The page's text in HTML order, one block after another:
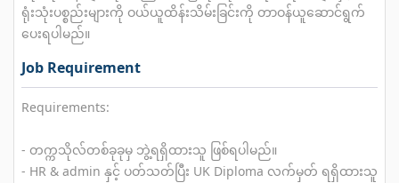
ရုံးသုံးပစ္စည်းများကို ဝယ်ယူထိန်းသိမ်းခြင်းကို တာဝန်ယူဆောင်ရွက်
ပေးရပါမည်။
Job Requirement
Requirements:
- တက္ကသိုလ်တစ်ခုခုမှ ဘွဲ့ရရှိထားသူ ဖြစ်ရပါမည်။
- HR & admin နှင့် ပတ်သတ်ပြီး UK Diploma လက်မှတ် ရရှိထားသူ